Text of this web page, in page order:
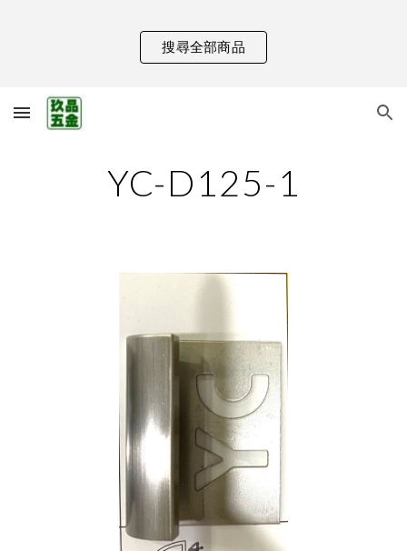
Skip to main content
搜尋全部商品
YC-D125-1